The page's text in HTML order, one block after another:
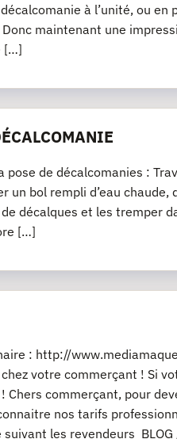
à l’unité, ou en
maintenant une
[…]
pose de décalcomanies :
un bol rempli d’eau chaude,
décalques et les tremper
[…]
: http://
votre commerçant ! Si
Chers commerçant, pour
nos tarifs
suivant les revendeurs